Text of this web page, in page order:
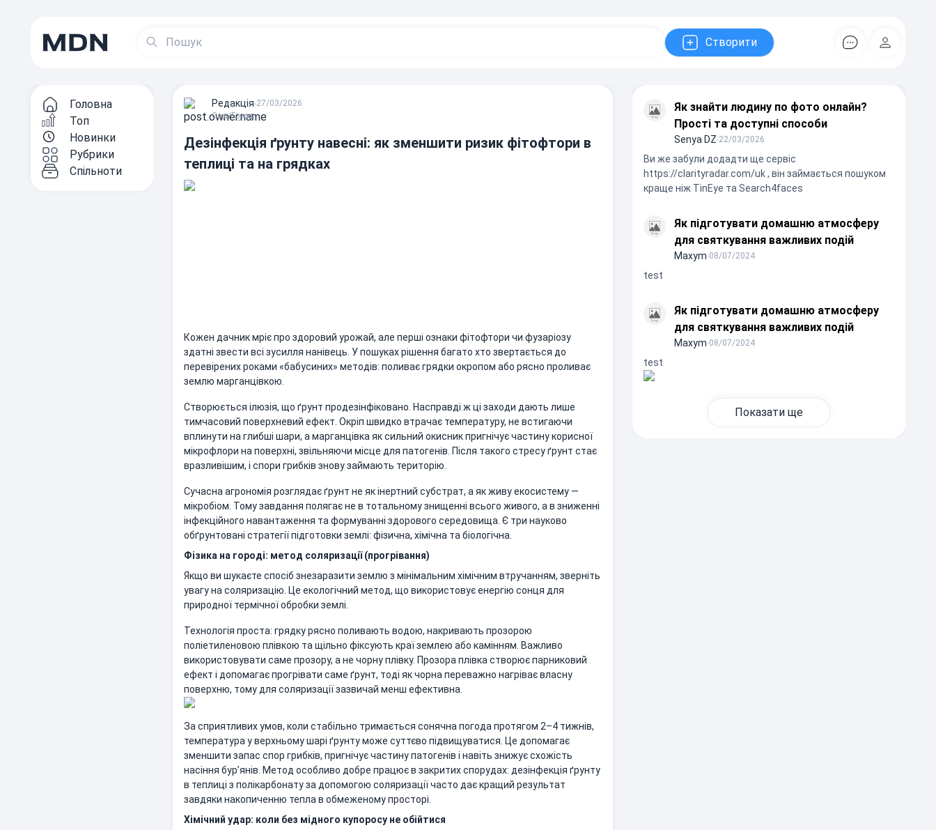
Створити
Коментарів
Головна
Топ
Новинки
Рубрики
Спільноти
Редакцiя∙27/03/2026
Сад/Город
Дезінфекція ґрунту навесні: як зменшити ризик фітофтори в
теплиці та на грядках
Кожен дачник мріє про здоровий урожай, але перші ознаки фітофтори чи фузаріозу
здатні звести всі зусилля нанівець. У пошуках рішення багато хто звертається до
перевірених роками «бабусиних» методів: поливає грядки окропом або рясно проливає
землю марганцівкою.
Створюється ілюзія, що ґрунт продезінфіковано. Насправді ж ці заходи дають лише
тимчасовий поверхневий ефект. Окріп швидко втрачає температуру, не встигаючи
вплинути на глибші шари, а марганцівка як сильний окисник пригнічує частину корисної
мікрофлори на поверхні, звільняючи місце для патогенів. Після такого стресу ґрунт стає
вразливішим, і спори грибків знову займають територію.
Сучасна агрономія розглядає ґрунт не як інертний субстрат, а як живу екосистему —
мікробіом. Тому завдання полягає не в тотальному знищенні всього живого, а в зниженні
інфекційного навантаження та формуванні здорового середовища. Є три науково
обґрунтовані стратегії підготовки землі: фізична, хімічна та біологічна.
Фізика на городі: метод соляризації (прогрівання)
Якщо ви шукаєте спосіб знезаразити землю з мінімальним хімічним втручанням, зверніть
увагу на соляризацію. Це екологічний метод, що використовує енергію сонця для
природної термічної обробки землі.
Технологія проста: грядку рясно поливають водою, накривають прозорою
поліетиленовою плівкою та щільно фіксують краї землею або камінням. Важливо
використовувати саме прозору, а не чорну плівку. Прозора плівка створює парниковий
ефект і допомагає прогрівати саме ґрунт, тоді як чорна переважно нагріває власну
поверхню, тому для соляризації зазвичай менш ефективна.
За сприятливих умов, коли стабільно тримається сонячна погода протягом 2–4 тижнів,
температура у верхньому шарі ґрунту може суттєво підвищуватися. Це допомагає
зменшити запас спор грибків, пригнічує частину патогенів і навіть знижує схожість
насіння бур’янів. Метод особливо добре працює в закритих спорудах: дезінфекція ґрунту
в теплиці з полікарбонату за допомогою соляризації часто дає кращий результат
завдяки накопиченню тепла в обмеженому просторі.
Хімічний удар: коли без мідного купоросу не обійтися
Як знайти людину по фото онлайн?
Прості та доступні способи
Senya DZ∙22/03/2026
Ви же забули додадти ще сервіс
https://clarityradar.com/uk , він займається пошуком
краще ніж TinEye та Search4faces
Як підготувати домашню атмосферу
для святкування важливих подій
Maxym∙08/07/2024
test
Як підготувати домашню атмосферу
для святкування важливих подій
Maxym∙08/07/2024
test
Показати ще